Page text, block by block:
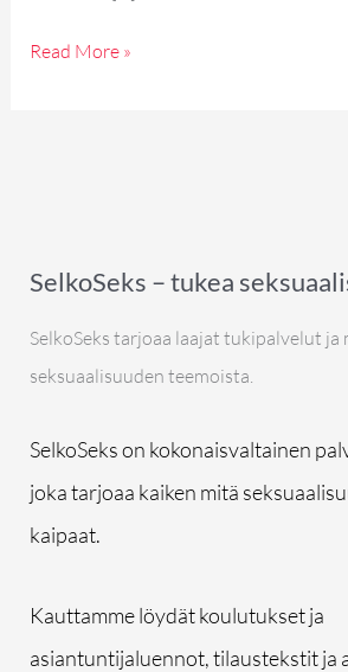
Read More »
SelkoSeks – tukea
SelkoSeks tarjoaa laajat tukipalvelut ja
seksuaalisuuden teemoista.
SelkoSeks on kokonaisvaltainen
joka tarjoaa kaiken mitä
kaipaat.
Kauttamme löydät koulutukset ja
asiantuntijaluennot, tilaustekstit ja